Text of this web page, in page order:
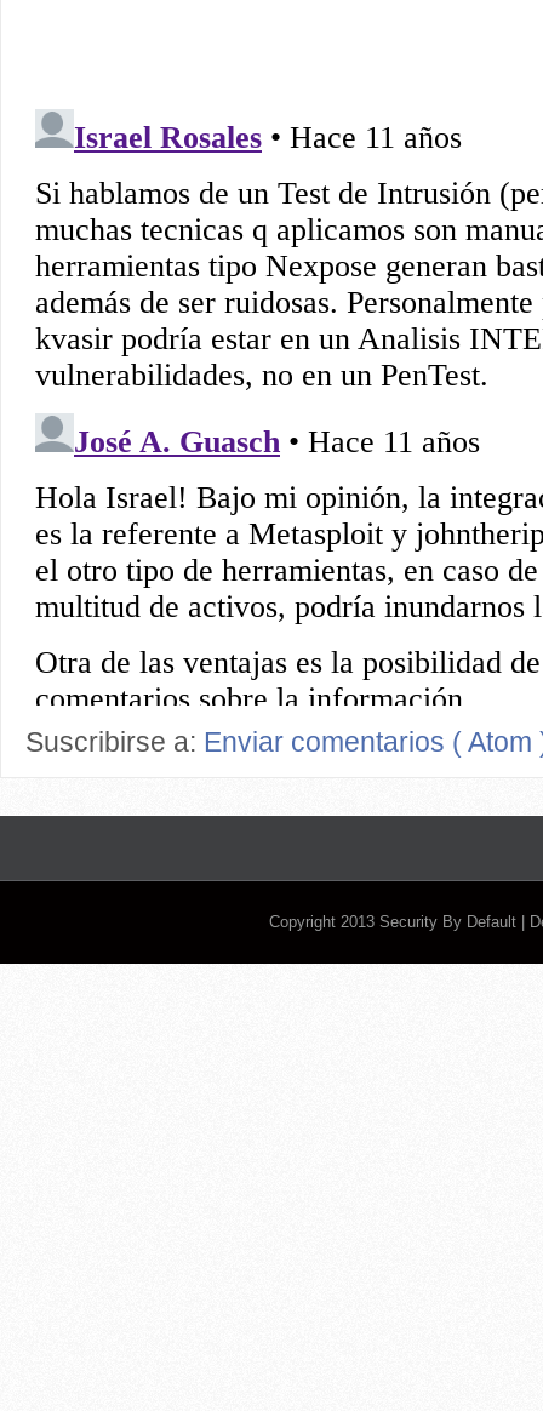
Suscribirse a: Enviar comentarios ( Atom
Copyright 2013 Security By Default |